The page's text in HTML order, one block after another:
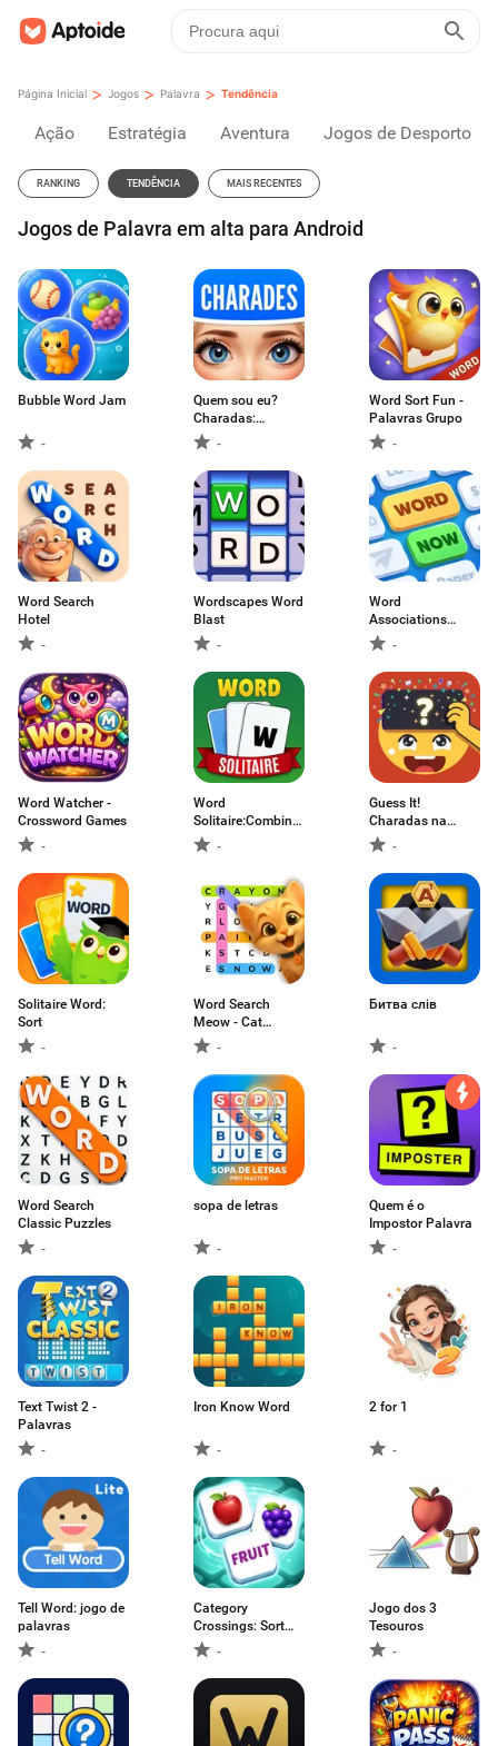
Página Inicial > Jogos > Palavra > Tendência
Ação Estratégia Aventura Jogos de Desporto
RANKING TENDÊNCIA MAIS RECENTES
Jogos de Palavra em alta para Android
Bubble Word Jam
-
Quem sou eu?
Charadas:
Guessly
-
Word Sort Fun -
Palavras Grupo
-
Word Search
Hotel
-
Wordscapes Word
Blast
-
Word
Associations
Now!-
Word Watcher -
Crossword Games
-
Word
Solitaire:Combine
e Jogue
-
Guess It!
Charadas na
Testa-
Solitaire Word:
Sort
-
Word Search
Meow - Cat
Puzzle
-
Битва слів
-
Word Search
Classic Puzzles
-
sopa de letras
-
Quem é o
Impostor Palavra
-
Text Twist 2 -
Palavras
-
Iron Know Word
-
2 for 1
-
Tell Word: jogo de
palavras
-
Category
Crossings: Sort
words
-
Jogo dos 3
Tesouros
-